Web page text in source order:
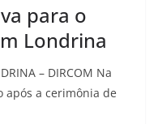
para o
Londrina
– DIRCOM Na
após a cerimônia de